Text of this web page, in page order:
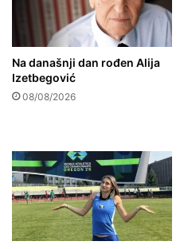
Na današnji dan rođen Alija
Izetbegović
08/08/2026